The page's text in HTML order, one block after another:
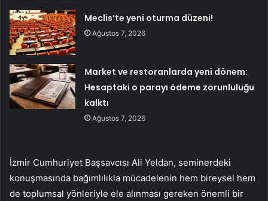
Meclis’te yeni oturma düzeni!
Ağustos 7, 2026
Market ve restoranlarda yeni dönem:
Hesaptaki o parayı ödeme zorunluluğu
kalktı
Ağustos 7, 2026
İzmir Cumhuriyet Başsavcısı Ali Yeldan, seminerdeki
konuşmasında bağımlılıkla mücadelenin hem bireysel hem
de toplumsal yönleriyle ele alınması gereken önemli bir